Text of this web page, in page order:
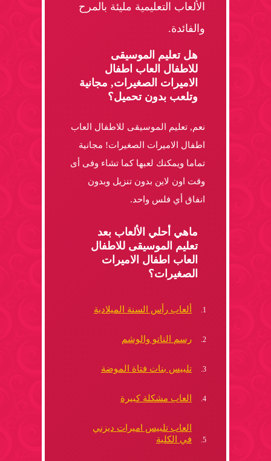
الألعاب التعليمية مليئة بالمرح
والفائدة.
هل تعليم الموسيقى
للاطفال العاب اطفال
الاميرات الصغيرات, مجانية
وتلعب بدون تحميل؟
نعم, تعليم الموسيقى للاطفال العاب
اطفال الاميرات الصغيرات! مجانية
تماما ويمكنك لعبها كما تشاء وفى أى
وقت اون لاين بدون تنزيل وبدون
انفاق أي فلس واحد.
ماهي أحلي الألعاب بعد
تعليم الموسيقى للاطفال
العاب اطفال الاميرات
الصغيرات؟
ألعاب رأس السنة الميلادية
رسم التاتو والوشم
تلبيس بنات فتاة الموضة
العاب مشكلة كبيرة
العاب تلبيس اميرات ديزني
في الكلية